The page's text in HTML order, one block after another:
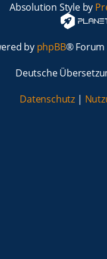
Absolution Style by
by phpBB® Forum
Deutsche
Datenschutz |